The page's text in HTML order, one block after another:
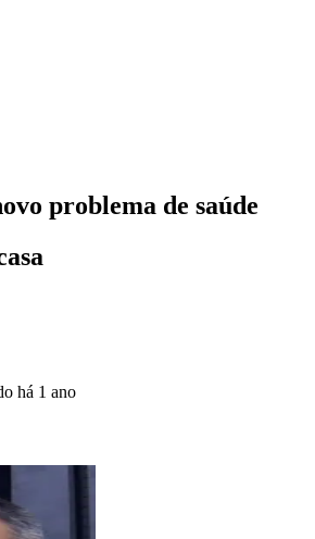
problema de saúde
há 1 ano